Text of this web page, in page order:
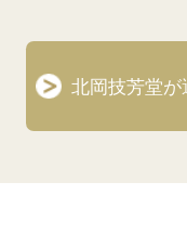
北岡技芳堂